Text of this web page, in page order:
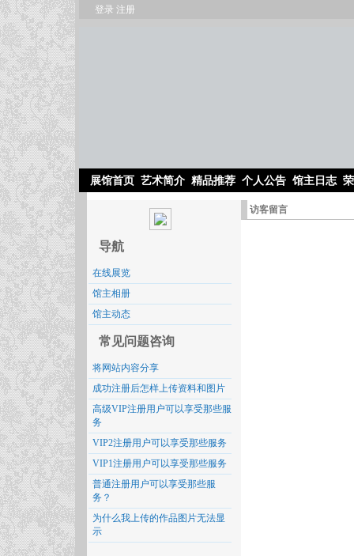
登录 注册
展馆首页 艺术简介 精品推荐 个人公告 馆主日志
导航
在线展览
馆主相册
馆主动态
常见问题咨询
将网站内容分享
成功注册后怎样上传资料和图片
高级VIP注册用户可以享受那些服
务
VIP2注册用户可以享受那些服务
VIP1注册用户可以享受那些服务
普通注册用户可以享受那些服
务？
为什么我上传的作品图片无法显
示
访客留言